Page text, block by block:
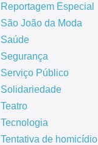
Reportagem Especial
São João da Moda
Saúde
Segurança
Serviço Público
Solidariedade
Teatro
Tecnologia
Tentativa de homicídio